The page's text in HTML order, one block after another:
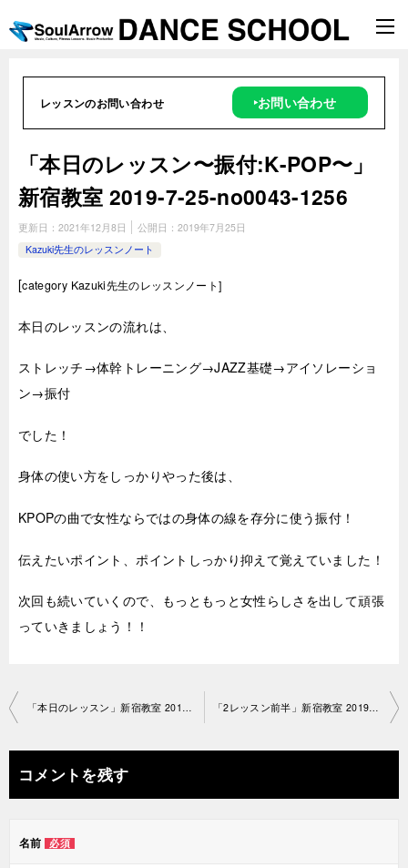
レッスンのお問い合わせ ‣お問い合わせ
「本日のレッスン〜振付:K-POP〜」
新宿教室 2019-7-25-no0043-1256
更新日： 2021年12月8日 公開日： 2019年7月25日
Kazuki先生のレッスンノート
[category Kazuki先生のレッスンノート]
本日のレッスンの流れは、
ストレッチ→体幹トレーニング→JAZZ基礎→アイソレーショ
ン→振付
でした！
身体の使い方をしっかりやった後は、
KPOPの曲で女性ならではの身体の線を存分に使う振付！
伝えたいポイント、ポイントしっかり抑えて覚えていました！
次回も続いていくので、もっともっと女性らしさを出して頑張
っていきましょう！！
投
ナ
ビ
ー
コメントを残す
名前 必須